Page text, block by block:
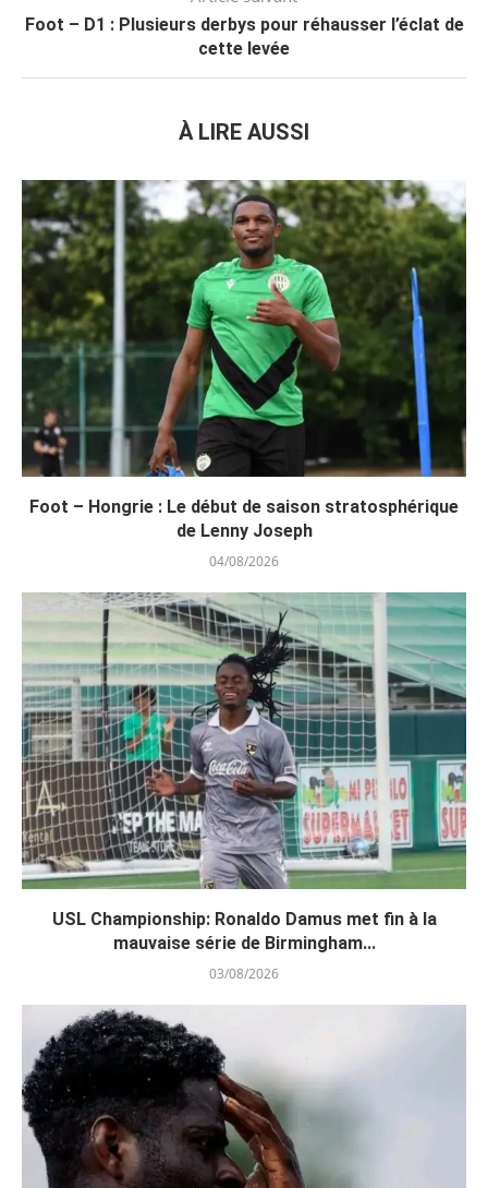
Foot – D1 : Plusieurs derbys pour réhausser l’éclat de
cette levée
À LIRE AUSSI
Foot – Hongrie : Le début de saison stratosphérique
de Lenny Joseph
04/08/2026
USL Championship: Ronaldo Damus met fin à la
mauvaise série de Birmingham...
03/08/2026